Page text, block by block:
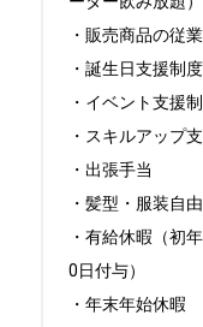
・販売商品の従
・誕生日支援制
・イベント支援
・スキルアップ
・出張手当
・髪型・服装自由
・有給休暇（初
0日付与）
・年末年始休暇